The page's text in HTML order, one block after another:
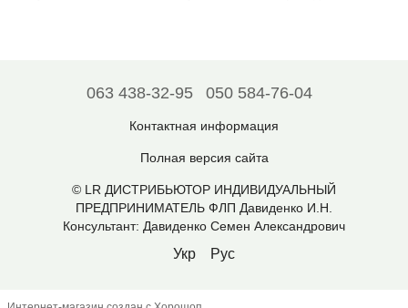
063 438-32-95 050 584-76-04
Контактная информация
Полная версия сайта
© LR ДИСТРИБЬЮТОР ИНДИВИДУАЛЬНЫЙ
ПРЕДПРИНИМАТЕЛЬ ФЛП Давиденко И.Н.
Консультант: Давиденко Семен Александрович
Укр Рус